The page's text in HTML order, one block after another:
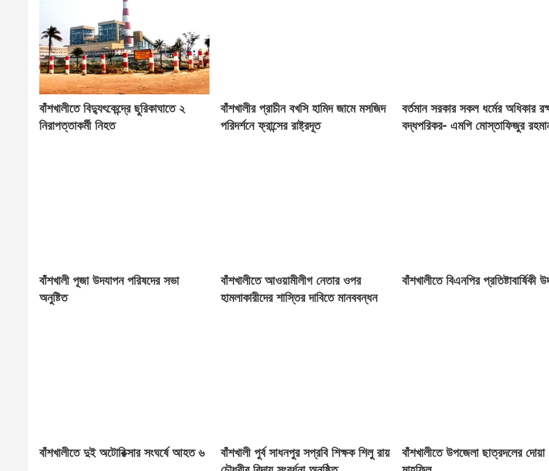
বাঁশখালীতে বিদ্যুৎকেন্দ্রে ছুরিকাঘাতে ২
নিরাপত্তাকর্মী নিহত
বাঁশখালীর প্রাচীন বখসি হামিদ জামে মসজিদ
পরিদর্শনে ফ্রান্সের রাষ্ট্রদূত
বর্তমান সরকার সকল ধর্মের অধিকার
বদ্ধপরিকর- এমপি মোস্তাফিজুর
বাঁশখালী পূজা উদযাপন পরিষদের সভা
অনুষ্টিত
বাঁশখালীতে আওয়ামীলীগ নেতার ওপর
হামলাকারীদের শাস্তির দাবিতে মানববন্ধন
বাঁশখালীতে বিএনপির প্রতিষ্টাবার্ষিকী
বাঁশখালীতে দুই অটোরিক্সার সংঘর্ষে আহত ৬
বাঁশখালী পুর্ব সাধনপুর সপ্রবি শিক্ষক শিলু রায়
বাঁশখালীতে উপজেলা ছাত্রদলের দোয়া